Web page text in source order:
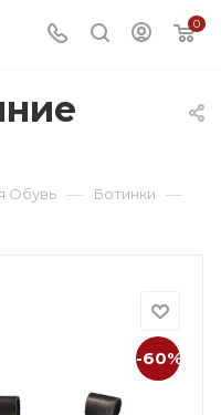
0
Обувь — Ботинки —
-60%